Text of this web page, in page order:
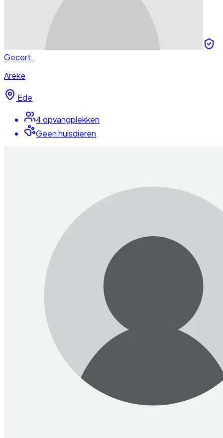
Gecert.
Areke
Ede
4opvangplekken
Geen huisdieren